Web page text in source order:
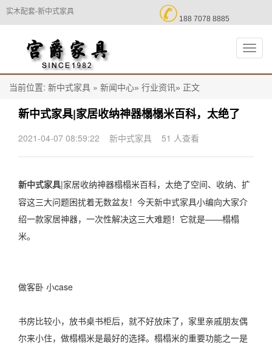
实木配套-新中式家具  188 7078 8885
切
换
导
当前位置: 新中式家具 » 新闻中心» 行业资讯» 正文
新中式家具|家居收纳神器榻榻米百科，太绝了
2021-04-07 08:59:22 新中式家具 51 人查看
新中式家具|家居收纳神器榻榻米百科，太绝了空间、收纳、扩
容这三大问题困扰着无数盆友！今天新中式家具小编向大家介
绍一款家居神器，一次性解决这三大难题！它就是——榻榻
米。
做客卧 小case
书房比较小，放书桌书柜后，就不好放床了，家里亲戚朋友偶
尔来小住，做榻榻米是最好的选择。榻榻米的重要功能之一是